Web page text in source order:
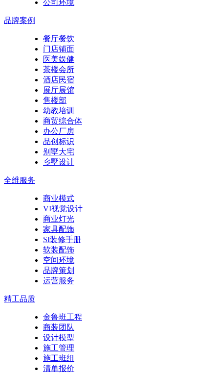
公司环境
品牌案例
餐厅餐饮
门店铺面
医美娱健
茶楼会所
酒店民宿
展厅展馆
售楼部
幼教培训
商贸综合体
办公厂房
品创标识
别墅大宅
乡墅设计
全维服务
商业模式
VI视觉设计
商业灯光
家具配饰
SI装修手册
软装配饰
空间环境
品牌策划
运营服务
精工品质
金鲁班工程
商装团队
设计模型
施工管理
施工班组
清单报价